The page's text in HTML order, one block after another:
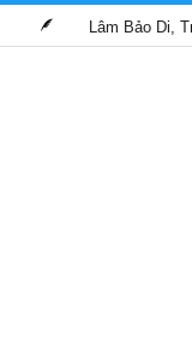
Lâm Bảo Di, Trần Pháp